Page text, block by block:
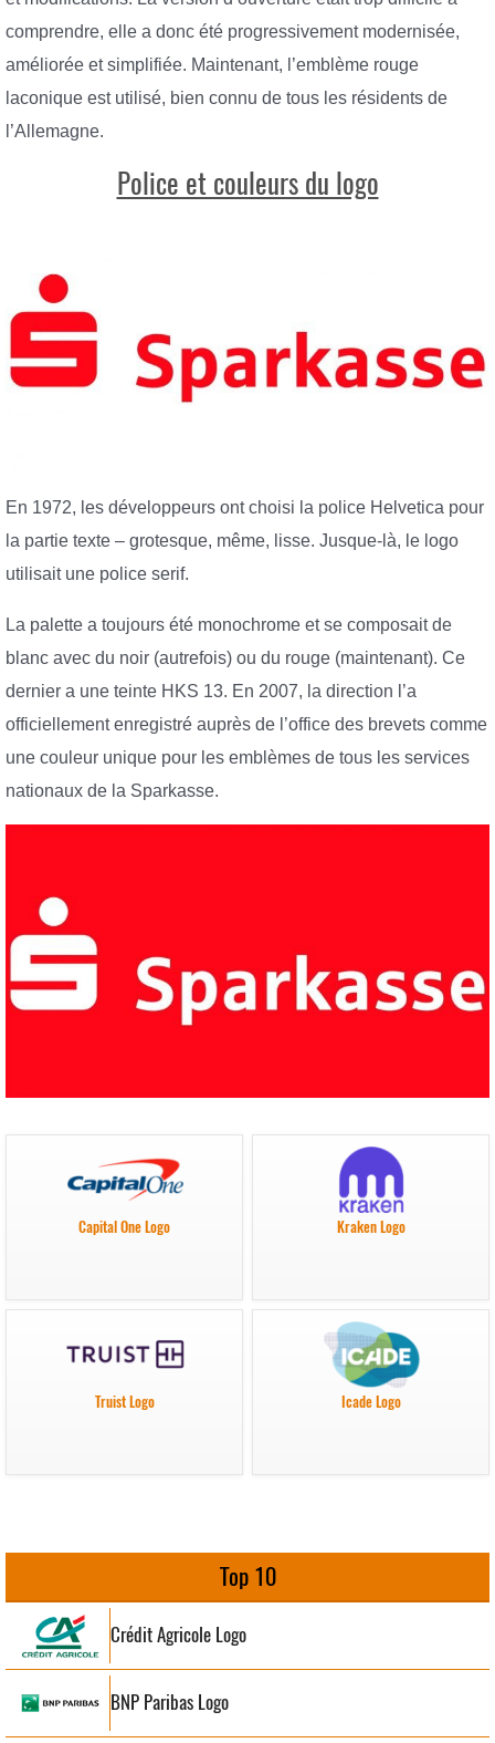
comprendre, elle a donc été progressivement modernisée,
améliorée et simplifiée. Maintenant, l’emblème rouge
laconique est utilisé, bien connu de tous les résidents de
l’Allemagne.
Police et couleurs du logo
En 1972, les développeurs ont choisi la police Helvetica pour
la partie texte – grotesque, même, lisse. Jusque-là, le logo
utilisait une police serif.
La palette a toujours été monochrome et se composait de
blanc avec du noir (autrefois) ou du rouge (maintenant). Ce
dernier a une teinte HKS 13. En 2007, la direction l’a
officiellement enregistré auprès de l’office des brevets comme
une couleur unique pour les emblèmes de tous les services
nationaux de la Sparkasse.
Capital One Logo Kraken Logo
Truist Logo Icade Logo
Top 10
Crédit Agricole Logo
BNP Paribas Logo